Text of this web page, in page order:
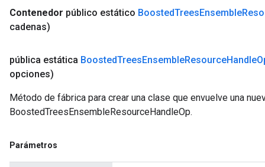
Contenedor público estático BoostedTreesEnsemble
cadenas)
pública estática BoostedTreesEnsembleResourceHandle
opciones)
Método de fábrica para crear una clase que envuelve una
BoostedTreesEnsembleResourceHandleOp.
Parámetros